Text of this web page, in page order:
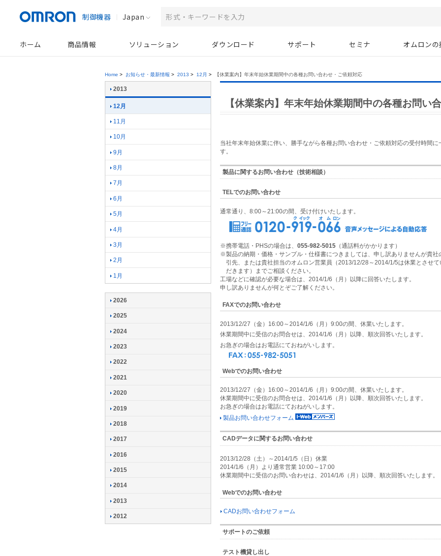
制御機器 Japan
ホーム 商品情報 ソリューション ダウンロード サポート セミナ オムロン
Home > お知らせ・最新情報 > 2013 > 12月 > 【休業案内】年末年始休業期間中の各種お問い合わせ・ご依頼対応
【休業案内】年末年始休業期間中の各種お問い
当社年末年始休業に伴い、勝手ながら各種お問い合わせ・ご依頼対応の受付時間
す。
製品に関するお問い合わせ（技術相談）
TELでのお問い合わせ
通常通り、8:00～21:00の間、受け付けいたします。
※携帯電話・PHSの場合は、 055-982-5015 （通話料がかかります）
※製品の納期・価格・サンプル・仕様書につきましては、申し訳ありませんが貴社
引先、または貴社担当のオムロン営業員（2013/12/28～2014/1/5は休業とさせて
だきます）までご相談ください。
工場などに確認が必要な場合は、2014/1/6（月）以降に回答いたします。
申し訳ありませんが何とぞご了解ください。
FAXでのお問い合わせ
2013/12/27（金）16:00～2014/1/6（月）9:00の間、休業いたします。
休業期間中に受信のお問合せは、2014/1/6（月）以降、順次回答いたします。
お急ぎの場合はお電話にておねがいします。
Webでのお問い合わせ
2013/12/27（金）16:00～2014/1/6（月）9:00の間、休業いたします。
休業期間中に受信のお問合せは、2014/1/6（月）以降、順次回答いたします。
お急ぎの場合はお電話にておねがいします。
製品お問い合わせフォーム
CADデータに関するお問い合わせ
2013/12/28（土）～2014/1/5（日）休業
2014/1/6（月）より通常営業 10:00～17:00
休業期間中に受信のお問い合わせは、2014/1/6（月）以降、順次回答いたします。
Webでのお問い合わせ
CADお問い合わせフォーム
サポートのご依頼
テスト機貸し出し
2013
12月
11月
10月
9月
8月
7月
6月
5月
4月
3月
2月
1月
2026
2025
2024
2023
2022
2021
2020
2019
2018
2017
2016
2015
2014
2013
2012